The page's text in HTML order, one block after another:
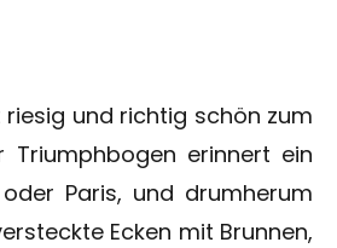
riesig und richtig schön zum
Triumphbogen erinnert ein
Paris, und drumherum
Ecken mit Brunnen,